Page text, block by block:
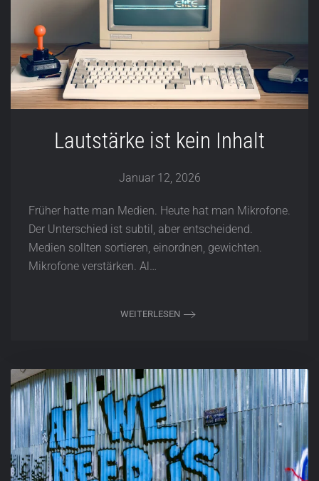
Lautstärke ist kein Inhalt
Januar 12, 2026
Früher hatte man Medien. Heute hat man Mikrofone.
Der Unterschied ist subtil, aber entscheidend.
Medien sollten sortieren, einordnen, gewichten.
Mikrofone verstärken. Al…
WEITERLESEN